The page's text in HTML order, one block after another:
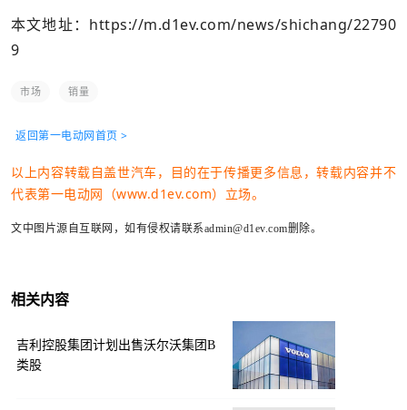
本文地址： https://m.d1ev.com/news/shichang/22790
9
市场 销量
返回第一电动网首页 >
以上内容转载自盖世汽车，目的在于传播更多信息，转载内容并不
代表第一电动网（www.d1ev.com）立场。
文中图片源自互联网，如有侵权请联系admin@d1ev.com删除。
相关内容
吉利控股集团计划出售沃尔沃集团B
类股